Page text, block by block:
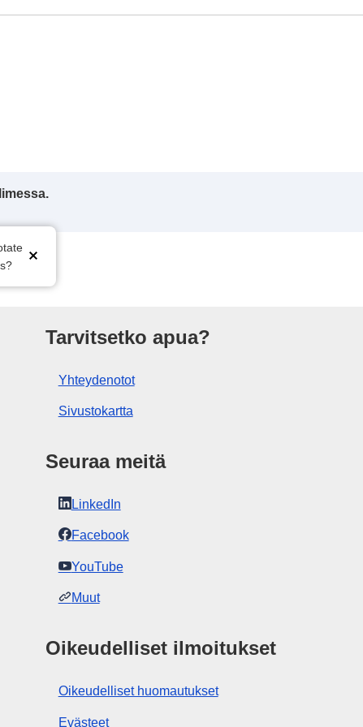
Tarvitsetko apua?
Yhteydenotot
Sivustokartta
Seuraa meitä
LinkedIn
Facebook
YouTube
Muut
Oikeudelliset ilmoitukset
Oikeudelliset huomautukset
Evästeet